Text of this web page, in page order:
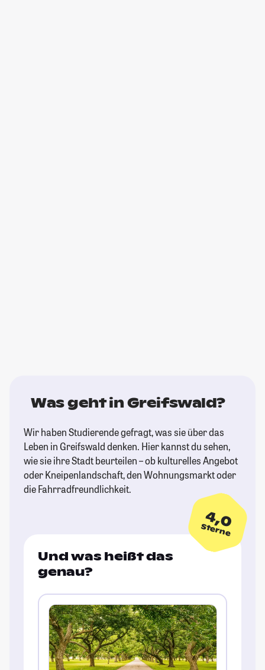
Was geht in Greifswald?
Wir haben Studierende gefragt, was sie über das
Leben in Greifswald denken. Hier kannst du sehen,
wie sie ihre Stadt beurteilen – ob kulturelles Angebot
oder Kneipenlandschaft, den Wohnungsmarkt oder
die Fahrradfreundlichkeit.
4,0
Sterne
Und was heißt das
genau?